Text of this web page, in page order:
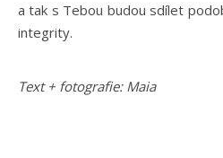
a tak s Tebou budou sdílet
integrity.
Text + fotografie: Maia